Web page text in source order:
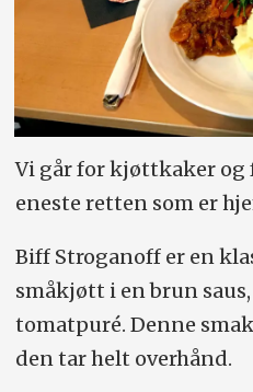
Vi går for kjøttkaker og
eneste retten som er
Biff Stroganoff er en
småkjøtt i en brun
tomatpuré. Denne
den tar helt overhånd.